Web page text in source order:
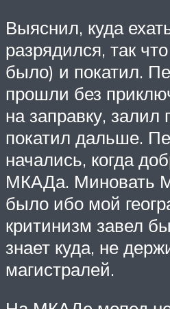
Выяснил, куда
разрядился, так
было) и покатил.
прошли без
на заправку, залил
покатил дальше.
начались, когда
МКАДа. Миновать
было ибо мой
критинизм завел
знает куда, не
магистралей.